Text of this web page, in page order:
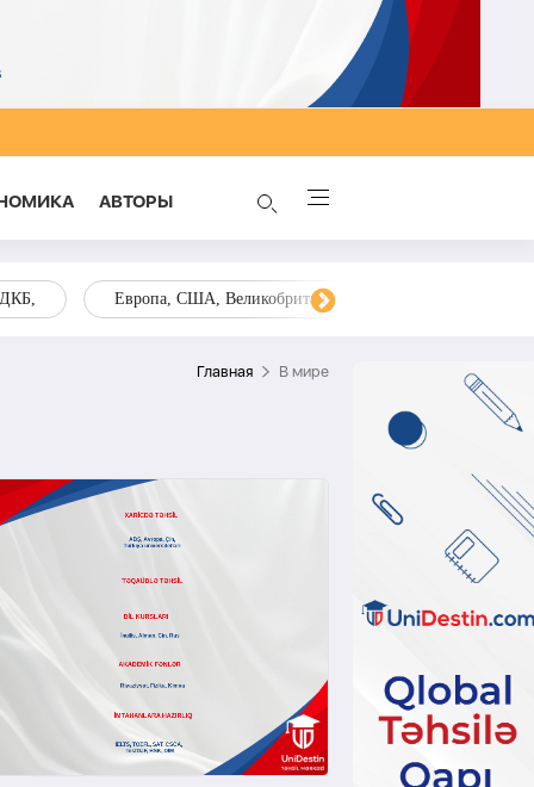
AВТОРЫ
Европа, США, Великобритания, Украина, Запад,
Главная В мире